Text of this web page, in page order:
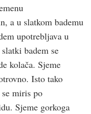
a u slatkom bademu
upotrebljava u
badem se
kolača. Sjeme
Isto tako
se miris po
Sjeme gorkoga